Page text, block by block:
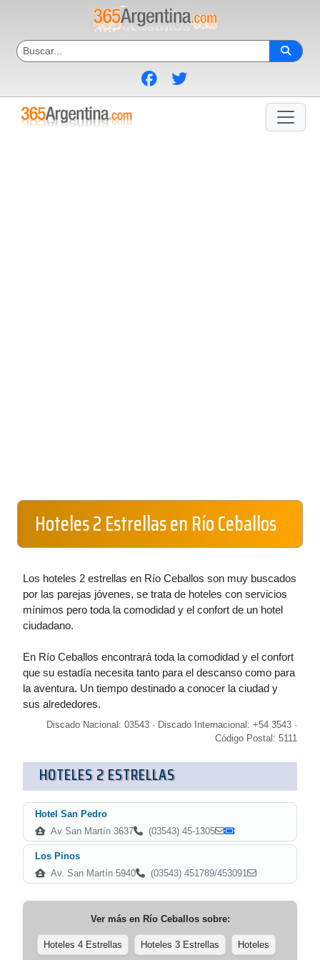
Hoteles 2 Estrellas en Río Ceballos
Los hoteles 2 estrellas en Río Ceballos son muy buscados
por las parejas jóvenes, se trata de hoteles con servicios
mínimos pero toda la comodidad y el confort de un hotel
ciudadano.
En Río Ceballos encontrará toda la comodidad y el confort
que su estadía necesita tanto para el descanso como para
la aventura. Un tiempo destinado a conocer la ciudad y
sus alrededores.
Discado Nacional: 03543 · Discado Internacional: +54 3543 ·
Código Postal: 5111
HOTELES 2 ESTRELLAS
Hotel San Pedro
Av San Martín 3637
(03543) 45-1305
Los Pinos
Av. San Martín 5940
(03543) 451789/453091
Ver más en Río Ceballossobre:
Hoteles 4 Estrellas Hoteles 3 Estrellas Hoteles